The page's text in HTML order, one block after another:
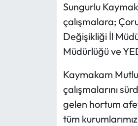
Sungurlu
çalışmalara;
Değişikliği İl
Müdürlüğü ve
Kaymakam
çalışmalarını
gelen hortum
tüm
Yemek Tarifleri
Yerel Haberler